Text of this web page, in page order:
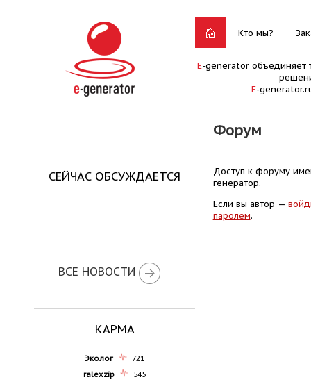
Кто мы?
E-generator объединяет
E-
Форум
СЕЙЧАС ОБСУЖДАЕТСЯ
ВСЕ НОВОСТИ
КАРМА
Эколог
721
ralexzip
545
Доступ к форуму
генератор.
Если вы автор —
паролем.